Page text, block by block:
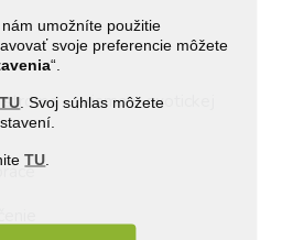
nám umožníte použitie
svoje preferencie môžete
“.
TU . Svoj súhlas môžete
TU
– priamo v exotickej